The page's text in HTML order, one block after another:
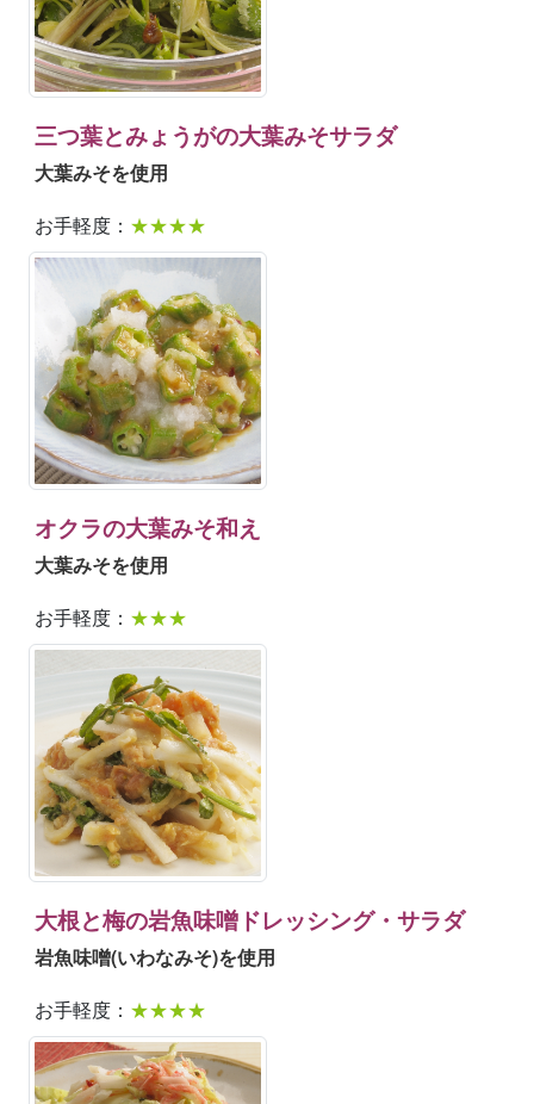
三つ葉とみょうがの大葉みそサラダ
大葉みそを使用
お手軽度： ★★★★
オクラの大葉みそ和え
大葉みそを使用
お手軽度： ★★★
大根と梅の岩魚味噌ドレッシング・サラダ
岩魚味噌(いわなみそ)を使用
お手軽度： ★★★★